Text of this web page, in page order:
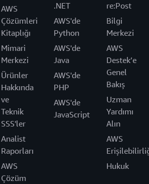
AWS
Çözümleri
Kitaplığı
Mimari
Merkezi
Ürünler
Hakkında
ve
Teknik
SSS'ler
Analist
Raporları
AWS
Çözüm
.NET
AWS'de
Python
AWS'de
Java
AWS'de
PHP
AWS'de
JavaScript
re:Post
Bilgi
Merkezi
AWS
Destek’e
Genel
Bakış
Uzman
Yardımı
Alın
AWS
Hukuk